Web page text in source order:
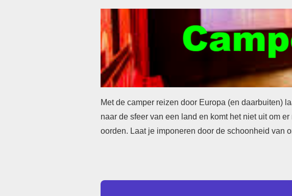
Met de camper reizen door Europa (en daarbuiten)
naar de sfeer van een land en komt het niet uit om
oorden. Laat je imponeren door de schoonheid van